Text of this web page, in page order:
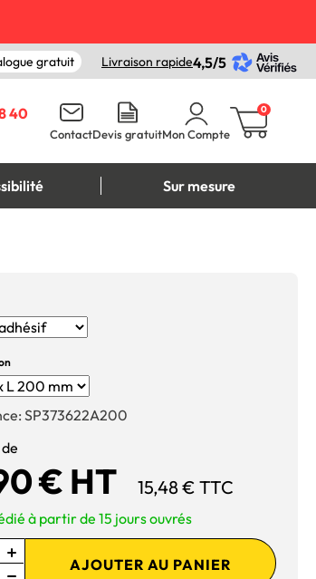
gratuit Livraison rapide4,5/5
40
ContactDevis gratuitMon Compte
0
Sur mesure
SP373622A200
€ HT 15,48 € TTC
à partir de 15 jours ouvrés
AJOUTER AU PANIER